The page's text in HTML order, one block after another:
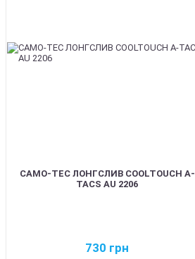
CAMO-TEC ЛОНГСЛИВ COOLTOUCH A-
TACS AU 2206
730 грн